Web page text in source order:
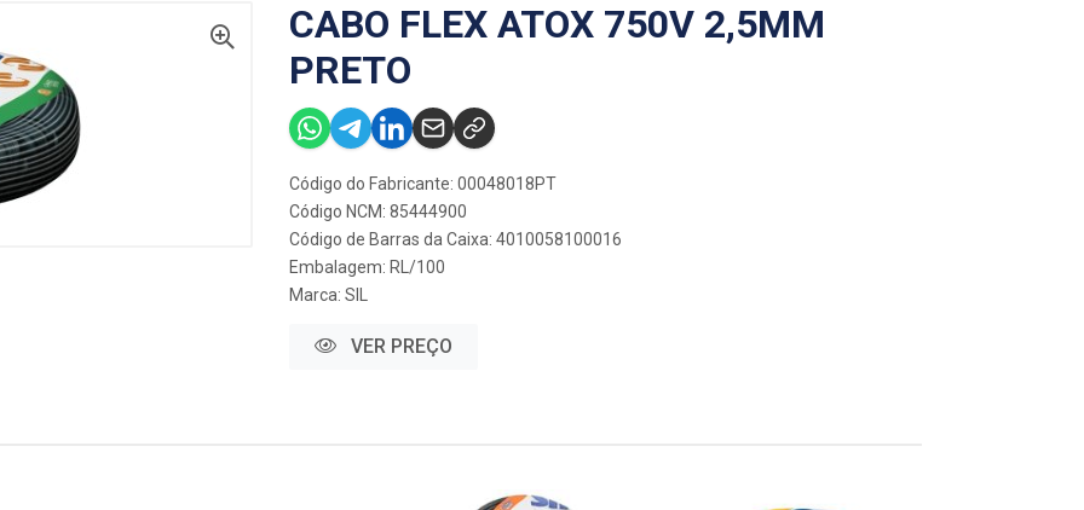
CABO FLEX ATOX 750V 2,5MM
PRETO
Código do Fabricante: 00048018PT
Código NCM: 85444900
Código de Barras da Caixa: 4010058100016
Embalagem: RL/100
Marca: SIL
VER PREÇO